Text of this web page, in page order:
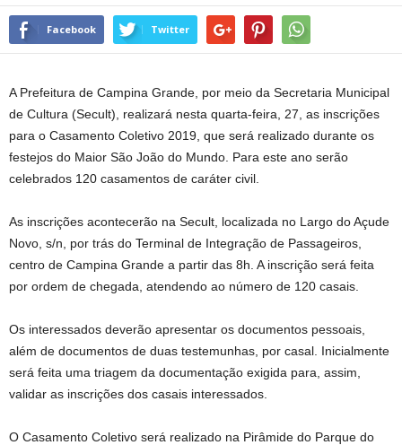
Facebook Twitter
A Prefeitura de Campina Grande, por meio da Secretaria Municipal
de Cultura (Secult), realizará nesta quarta-feira, 27, as inscrições
para o Casamento Coletivo 2019, que será realizado durante os
festejos do Maior São João do Mundo. Para este ano serão
celebrados 120 casamentos de caráter civil.
As inscrições acontecerão na Secult, localizada no Largo do Açude
Novo, s/n, por trás do Terminal de Integração de Passageiros,
centro de Campina Grande a partir das 8h. A inscrição será feita
por ordem de chegada, atendendo ao número de 120 casais.
Os interessados deverão apresentar os documentos pessoais,
além de documentos de duas testemunhas, por casal. Inicialmente
será feita uma triagem da documentação exigida para, assim,
validar as inscrições dos casais interessados.
O Casamento Coletivo será realizado na Pirâmide do Parque do